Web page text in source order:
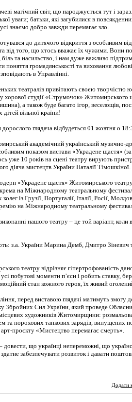
магічний світ, що народжується тут і
уваги; батьки, які загубилися в
знаємо добро завжди перемагає зло.
до дитячого відкриття з особливим
від того, що хтось вважає їх чужими. Вони
та насильство, і нам дуже важливо
поняття громадянськості та виховання
в Управлінні.
театралів привітають своєю творчістю
хорової студії «Струмочок» Житомирського
а також буде багато ігор, веселощів,
вільної країни!
дорослого глядача відбудеться 01 жовтня о
академічний український музично-
показом вистави «Украдене щастя»
уже 10 років на сцені театру вирують
діяча мистецтв України Наталії Тімошкіної.
«Украдене щастя» Житомирського
на Міжнародному театральному
із Грузії, Португалії, Італії, Росії,
на Міжнародному театральному
нашого театру – це той варіант, коли
з.а. України Марина Демб, Дмитро
театру відрізняє гіпертрофованість
побутові моменти п’єси і робить ставку,
стан кожного героя, їх живий
перед виставою глядачі матимуть змогу
Збройних Сил України, який проведе
художників Житомирщини:
та порохових танкових зарядів, випущених
проєкту «Мистецтво перемагає смерть».
що українці непереможні, що
забезпечувати розвиток і давати
Додати